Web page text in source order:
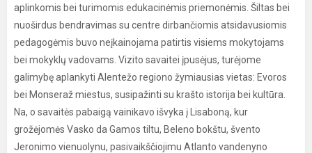
aplinkomis bei turimomis edukacinėmis priemonėmis. Šiltas bei
nuoširdus bendravimas su centre dirbančiomis atsidavusiomis
pedagogėmis buvo neįkainojama patirtis visiems mokytojams
bei mokyklų vadovams. Vizito savaitei įpusėjus, turėjome
galimybę aplankyti Alentežo regiono žymiausias vietas: Evoros
bei Monseraž miestus, susipažinti su krašto istorija bei kultūra.
Na, o savaitės pabaigą vainikavo išvyka į Lisaboną, kur
grožėjomės Vasko da Gamos tiltu, Beleno bokštu, švento
Jeronimo vienuolynu, pasivaikščiojimu Atlanto vandenyno